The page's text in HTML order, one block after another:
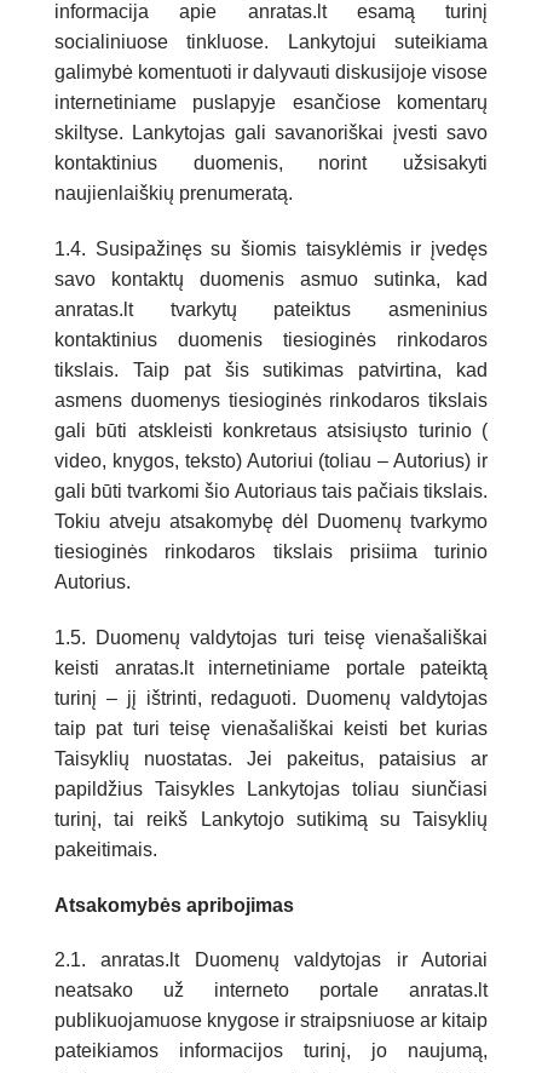
informacija apie anratas.lt esamą turinį
socialiniuose tinkluose. Lankytojui suteikiama
galimybė komentuoti ir dalyvauti diskusijoje visose
internetiniame puslapyje esančiose komentarų
skiltyse. Lankytojas gali savanoriškai įvesti savo
kontaktinius duomenis, norint užsisakyti
naujienlaiškių prenumeratą.
1.4. Susipažinęs su šiomis taisyklėmis ir įvedęs
savo kontaktų duomenis asmuo sutinka, kad
anratas.lt tvarkytų pateiktus asmeninius
kontaktinius duomenis tiesioginės rinkodaros
tikslais. Taip pat šis sutikimas patvirtina, kad
asmens duomenys tiesioginės rinkodaros tikslais
gali būti atskleisti konkretaus atsisiųsto turinio (
video, knygos, teksto) Autoriui (toliau – Autorius) ir
gali būti tvarkomi šio Autoriaus tais pačiais tikslais.
Tokiu atveju atsakomybę dėl Duomenų tvarkymo
tiesioginės rinkodaros tikslais prisiima turinio
Autorius.
1.5. Duomenų valdytojas turi teisę vienašališkai
keisti anratas.lt internetiniame portale pateiktą
turinį – jį ištrinti, redaguoti. Duomenų valdytojas
taip pat turi teisę vienašališkai keisti bet kurias
Taisyklių nuostatas. Jei pakeitus, pataisius ar
papildžius Taisykles Lankytojas toliau siunčiasi
turinį, tai reikš Lankytojo sutikimą su Taisyklių
pakeitimais.
Atsakomybės apribojimas
2.1. anratas.lt Duomenų valdytojas ir Autoriai
neatsako už interneto portale anratas.lt
publikuojamuose knygose ir straipsniuose ar kitaip
pateikiamos informacijos turinį, jo naujumą,